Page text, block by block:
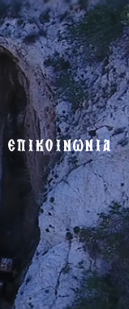
ΕΠΙΚΟΙΝΩΝΙΑ